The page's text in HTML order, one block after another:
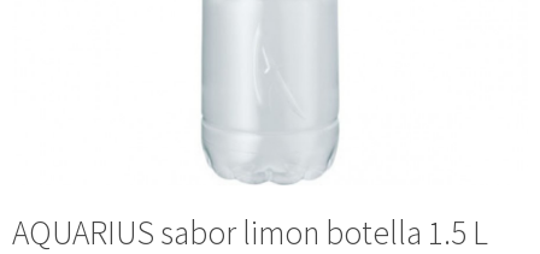
AQUARIUS sabor limon botella 1.5 L